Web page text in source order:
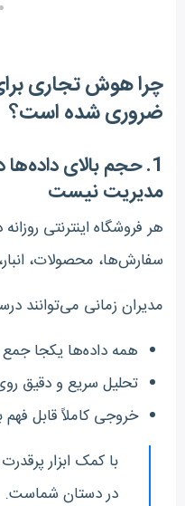
چرا هوش تجاری
ضروری شده است؟
1. حجم بالای
مدیریت نیست
هر فروشگاه اینترنتی
سفارش‌ها، محصولات، انبار،
مدیران زمانی می‌توانند
همه داده‌ها یکجا
تحلیل سریع و دقیق
خروجی کاملاً قابل فهم
در دستان شماست.